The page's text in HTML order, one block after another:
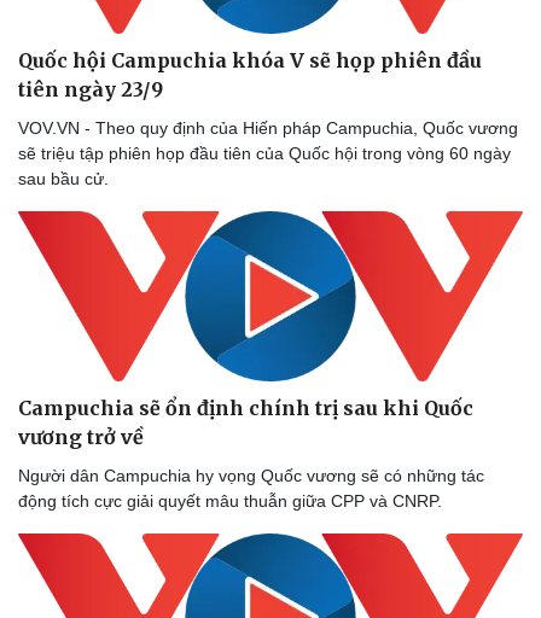
Thể thao
Bóng đá
Lịch thi đấu bóng đá
Thế giới thể thao
eSports
Hậu trường
Ô tô
Xe máy
Tư vấn
Quốc hội Campuchia khóa V sẽ họp phiên đầu
tiên ngày 23/9
VOV.VN - Theo quy định của Hiến pháp Campuchia, Quốc vương
sẽ triệu tập phiên họp đầu tiên của Quốc hội trong vòng 60 ngày
sau bầu cử.
Campuchia sẽ ổn định chính trị sau khi Quốc
vương trở về
Người dân Campuchia hy vọng Quốc vương sẽ có những tác
động tích cực giải quyết mâu thuẫn giữa CPP và CNRP.